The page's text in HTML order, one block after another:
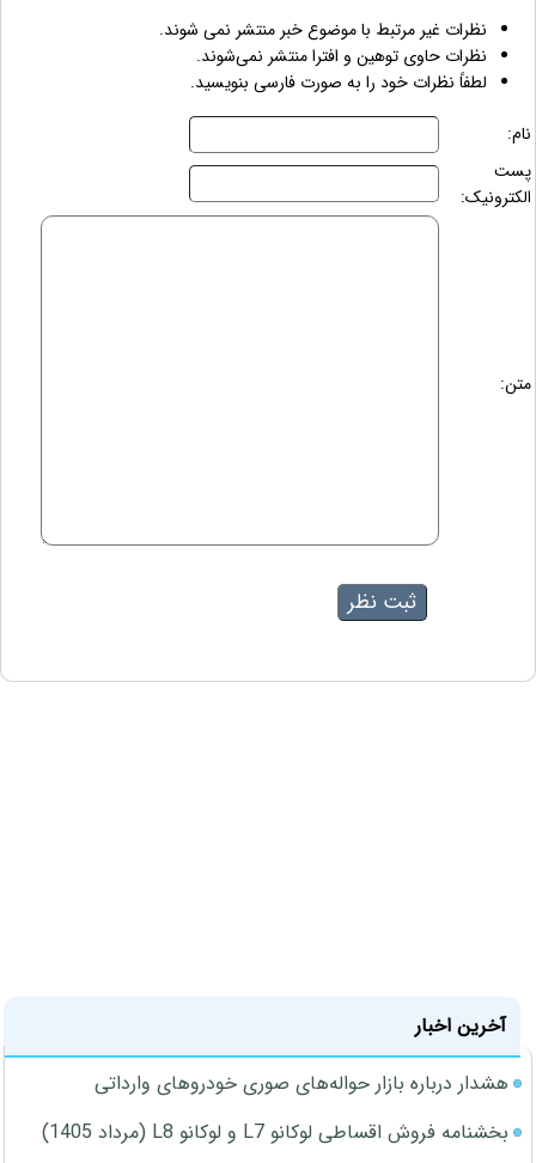
نظرات غیر مرتبط با موضوع خبر منتشر نمی شوند.
نظرات حاوی توهین و افترا منتشر نمی‌شوند.
لطفاً نظرات خود را به صورت فارسی بنویسید.
نام:
پست
الکترونیک:
متن:
آخرین اخبار
هشدار درباره بازار حواله‌های صوری خودروهای وارداتی
بخشنامه فروش اقساطی لوکانو L7 و لوکانو L8 (مرداد 1405)